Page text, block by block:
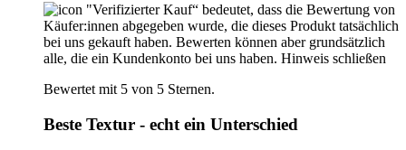
"Verifizierter Kauf“ bedeutet, dass die Bewertung von
Käufer:innen abgegeben wurde, die dieses Produkt tatsächlich
bei uns gekauft haben. Bewerten können aber grundsätzlich
alle, die ein Kundenkonto bei uns haben. Hinweis schließen
Bewertet mit 5 von 5 Sternen.
Beste Textur - echt ein Unterschied